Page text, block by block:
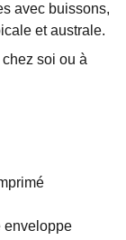
avec buissons,
et australe.
soi ou à
enveloppe